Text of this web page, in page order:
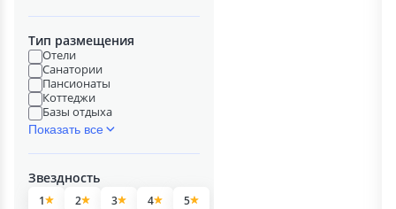
Тип размещения
Отели
Санатории
Пансионаты
Коттеджи
Базы отдыха
Показать все
Звездность
1 2 3 4 5